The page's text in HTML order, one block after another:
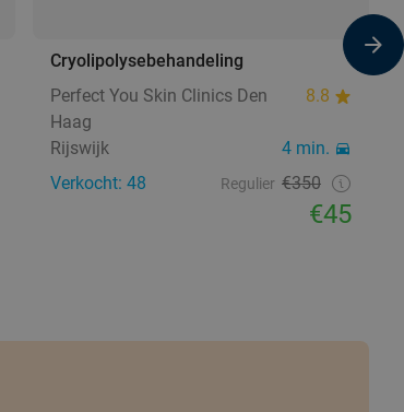
Cryolipolysebehandeling
Perfect You Skin Clinics Den
Haag
8.8
Rijswijk
4 min.
Verkocht: 48
Regulier €350
€45